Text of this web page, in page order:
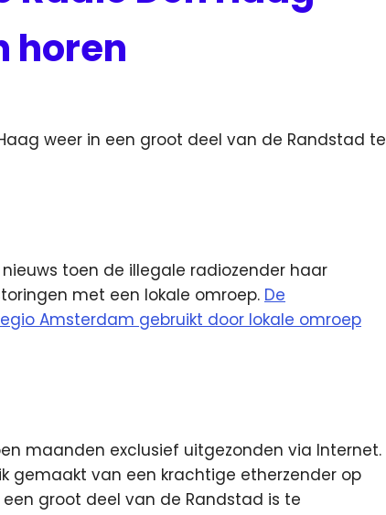
horen
weer in een groot deel van de Randstad te
toen de illegale radiozender haar
met een lokale omroep. De
Amsterdam gebruikt door lokale omroep
maanden exclusief uitgezonden via Internet.
gemaakt van een krachtige etherzender op
een groot deel van de Randstad is te